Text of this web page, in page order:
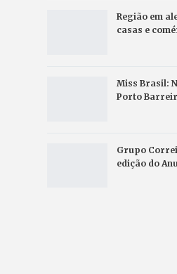
Região em
casas e
Miss Brasil:
Porto
Grupo
edição do